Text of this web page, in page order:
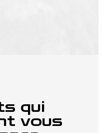
qui
vous